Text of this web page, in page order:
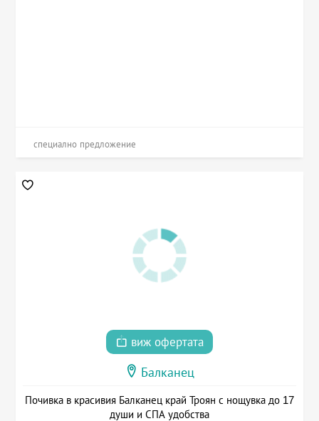
специално предложение
виж офертата
Балканец
Почивка в красивия Балканец край Троян с нощувка до 17
души и СПА удобства